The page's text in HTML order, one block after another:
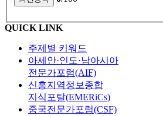
QUICK LINK
주제별 키워드
아세안·인도·남아시아
전문가포럼(AIF)
신흥지역정보종합
지식포탈(EMERiCs)
중국전문가포럼(CSF)